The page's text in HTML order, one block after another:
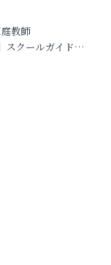
教師
スクールガイド…